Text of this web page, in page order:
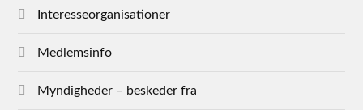
Interesseorganisationer
Medlemsinfo
Myndigheder – beskeder fra